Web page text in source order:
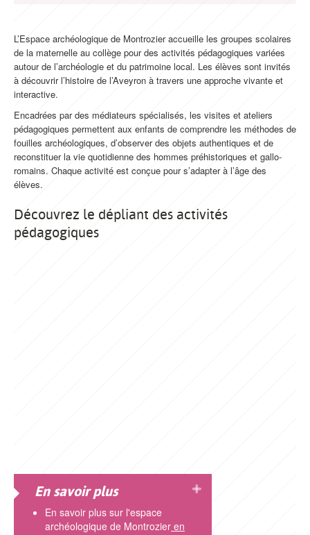
L’Espace archéologique de Montrozier accueille les groupes scolaires
de la maternelle au collège pour des activités pédagogiques variées
autour de l’archéologie et du patrimoine local. Les élèves sont invités
à découvrir l’histoire de l’Aveyron à travers une approche vivante et
interactive.
Encadrées par des médiateurs spécialisés, les visites et ateliers
pédagogiques permettent aux enfants de comprendre les méthodes de
fouilles archéologiques, d’observer des objets authentiques et de
reconstituer la vie quotidienne des hommes préhistoriques et gallo-
romains. Chaque activité est conçue pour s’adapter à l’âge des
élèves.
Découvrez le dépliant des activités
pédagogiques
En savoir plus
En savoir plus sur l'espace
archéologique de Montrozier en